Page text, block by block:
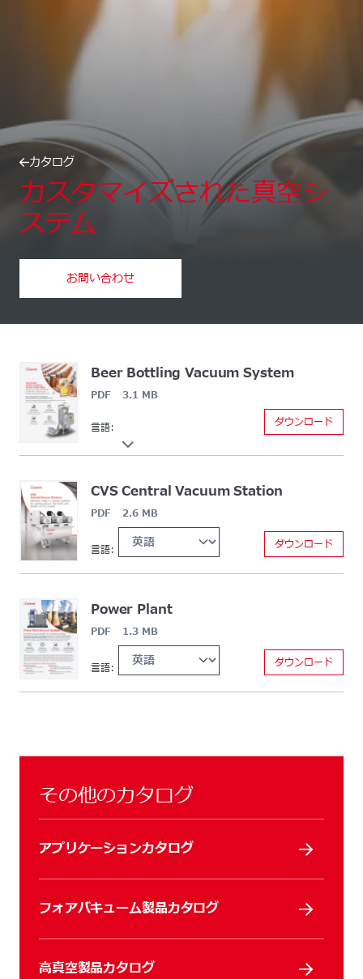
カタログ
カスタマイズされた真空シ
ステム
お問い合わせ
Beer Bottling Vacuum System
PDF 3.1 MB
言語: ダウンロード
CVS Central Vacuum Station
PDF 2.6 MB
言語: ダウンロード
Power Plant
PDF 1.3 MB
言語: ダウンロード
その他のカタログ
アプリケーションカタログ
フォアバキューム製品カタログ
高真空製品カタログ